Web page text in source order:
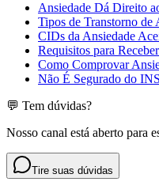
Ansiedade Dá Direito
Tipos de Transtorno de
CIDs da Ansiedade
Requisitos para
Como Comprovar
Não É Segurado do
💬 Tem dúvidas?
Nosso canal está aberto para
Tire suas dúvidas